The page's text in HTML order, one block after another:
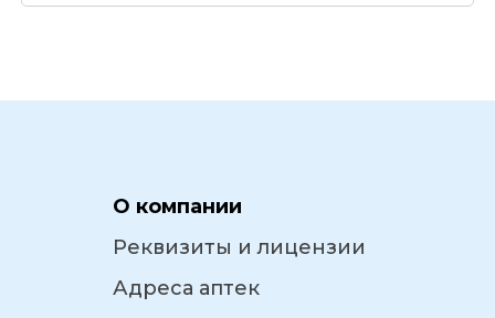
О компании
Реквизиты и лицензии
Адреса аптек